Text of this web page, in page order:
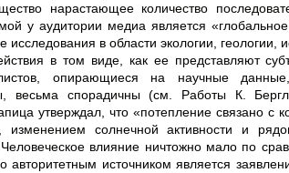
нарастающее количество
у аудитории медиа является
в области экологии, геологии,
в том виде, как ее представляют
опирающиеся на научные
весьма спорадичны (см. Работы К.
утверждал, что «потепление связано с
изменением солнечной активности и
влияние ничтожно мало по
авторитетным источником является